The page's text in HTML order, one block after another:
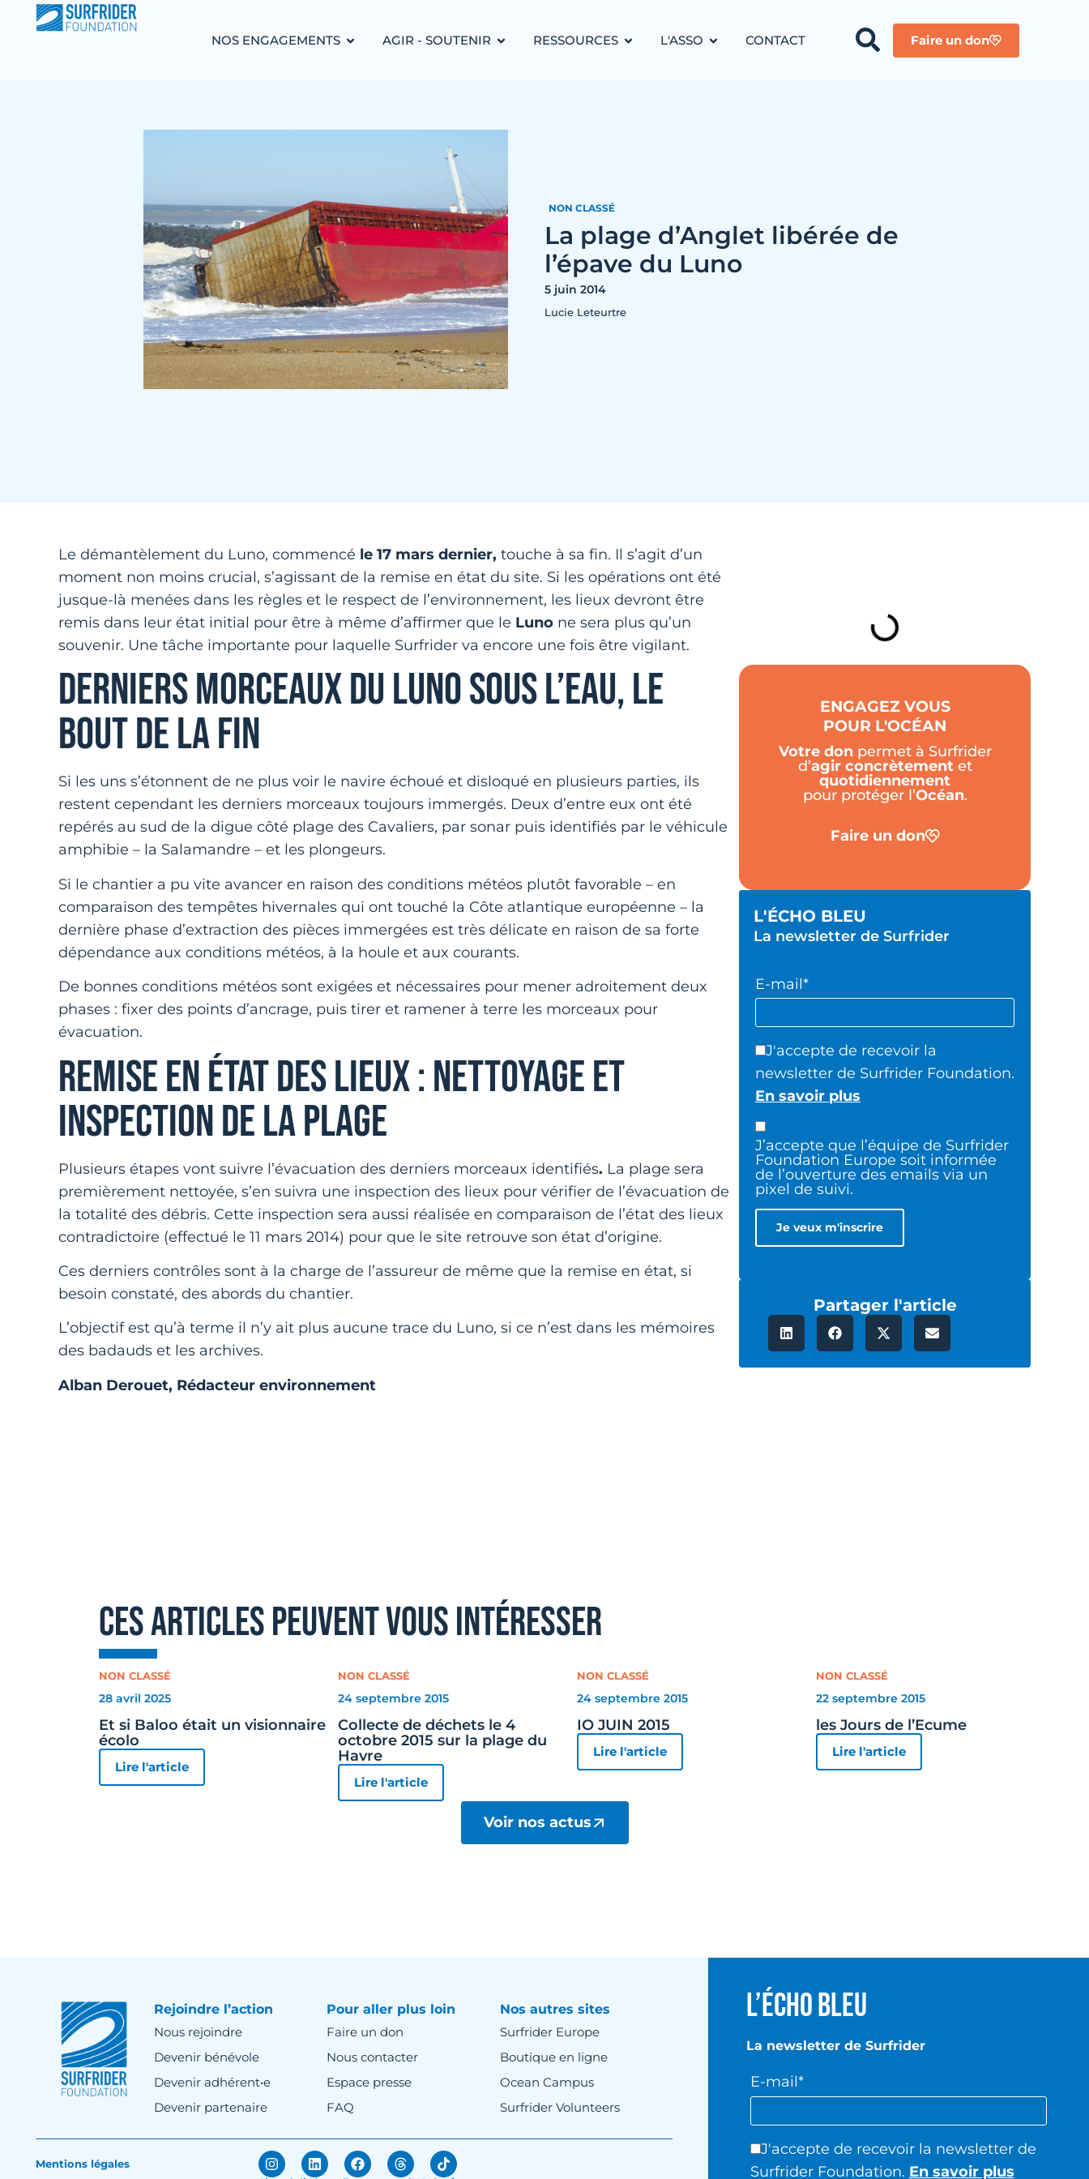
NOS ENGAGEMENTS AGIR - SOUTENIR RESSOURCES L'ASSO CONTACT Faire un don
NON CLASSÉ
La plage d’Anglet libérée de
l’épave du Luno
5 juin 2014
Lucie Leteurtre
Le démantèlement du Luno, commencé le 17 mars dernier, touche à sa fin. Il s’agit d’un
moment non moins crucial, s’agissant de la remise en état du site. Si les opérations ont été
jusque-là menées dans les règles et le respect de l’environnement, les lieux devront être
remis dans leur état initial pour être à même d’affirmer que le Luno ne sera plus qu’un
souvenir. Une tâche importante pour laquelle Surfrider va encore une fois être vigilant.
DERNIERS MORCEAUX DU LUNO SOUS L’EAU, LE
BOUT DE LA FIN
Si les uns s’étonnent de ne plus voir le navire échoué et disloqué en plusieurs parties, ils
restent cependant les derniers morceaux toujours immergés. Deux d’entre eux ont été
repérés au sud de la digue côté plage des Cavaliers, par sonar puis identifiés par le véhicule
amphibie – la Salamandre – et les plongeurs.
Si le chantier a pu vite avancer en raison des conditions météos plutôt favorable – en
comparaison des tempêtes hivernales qui ont touché la Côte atlantique européenne – la
dernière phase d’extraction des pièces immergées est très délicate en raison de sa forte
dépendance aux conditions météos, à la houle et aux courants.
De bonnes conditions météos sont exigées et nécessaires pour mener adroitement deux
phases : fixer des points d’ancrage, puis tirer et ramener à terre les morceaux pour
évacuation.
REMISE EN ÉTAT DES LIEUX : NETTOYAGE ET
INSPECTION DE LA PLAGE
Plusieurs étapes vont suivre l’évacuation des derniers morceaux identifiés. La plage sera
premièrement nettoyée, s’en suivra une inspection des lieux pour vérifier de l’évacuation de
la totalité des débris. Cette inspection sera aussi réalisée en comparaison de l’état des lieux
contradictoire (effectué le 11 mars 2014) pour que le site retrouve son état d’origine.
Ces derniers contrôles sont à la charge de l’assureur de même que la remise en état, si
besoin constaté, des abords du chantier.
L’objectif est qu’à terme il n’y ait plus aucune trace du Luno, si ce n’est dans les mémoires
des badauds et les archives.
Alban Derouet, Rédacteur environnement
ENGAGEZ VOUS
POUR L'OCÉAN
Votre donpermet à Surfrider
d’agir concrètementet
quotidiennement
pour protéger l’Océan.
Faire un don
L'ÉCHO BLEU
La newsletter de Surfrider
E-mail*
J'accepte de recevoir la
newsletter de Surfrider Foundation.
En savoir plus
J’accepte que l’équipe de Surfrider
Foundation Europe soit informée
de l’ouverture des emails via un
pixel de suivi.
Partager l'article
ces articles peuvent vous intéresser
NON CLASSÉ
28 avril 2025
Et si Baloo était un visionnaire
écolo
Lire l'article
NON CLASSÉ
24 septembre 2015
Collecte de déchets le 4
octobre 2015 sur la plage du
Havre
Lire l'article
NON CLASSÉ
24 septembre 2015
IO JUIN 2015
Lire l'article
NON CLASSÉ
22 septembre 2015
les Jours de l’Ecume
Lire l'article
Voir nos actus
Rejoindre l’action
Nous rejoindre
Devenir bénévole
Devenir adhérent•e
Devenir partenaire
Pour aller plus loin
Faire un don
Nous contacter
Espace presse
FAQ
Nos autres sites
Surfrider Europe
Boutique en ligne
Ocean Campus
Surfrider Volunteers
Mentions légales
L’écho Bleu
La newsletter de Surfrider
E-mail*
J'accepte de recevoir la newsletter de
Surfrider Foundation. En savoir plus